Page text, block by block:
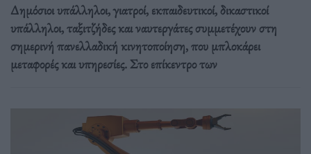
Δημόσιοι υπάλληλοι, γιατροί, εκπαιδευτικοί, δικαστικοί
υπάλληλοι, ταξιτζήδες και ναυτεργάτες συμμετέχουν στη
σημερινή πανελλαδική κινητοποίηση, που μπλοκάρει
μεταφορές και υπηρεσίες. Στο επίκεντρο των